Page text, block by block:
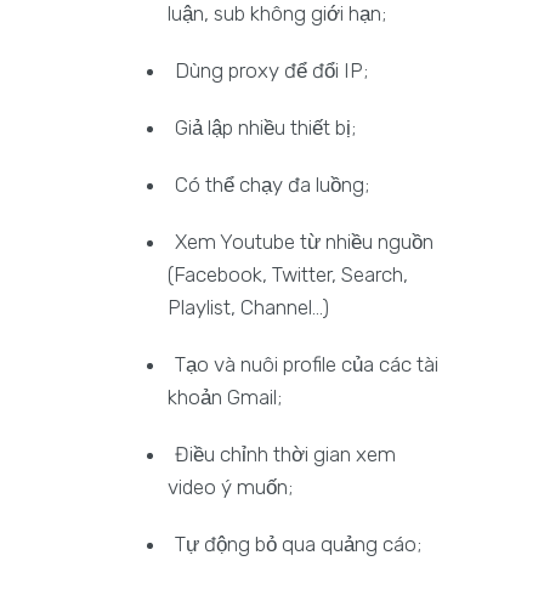
luận, sub không giới hạn;
Dùng proxy để đổi IP;
Giả lập nhiều thiết bị;
Có thể chạy đa luồng;
Xem Youtube từ nhiều nguồn
(Facebook, Twitter, Search,
Playlist, Channel...)
Tạo và nuôi profile của các tài
khoản Gmail;
Điều chỉnh thời gian xem
video ý muốn;
Tự động bỏ qua quảng cáo;